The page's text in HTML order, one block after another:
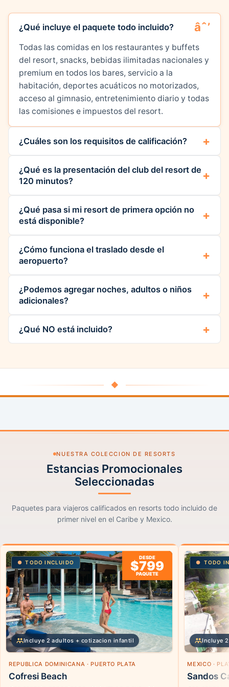
¿Qué incluye el paquete todo incluido?
Todas las comidas en los restaurantes y buffets
del resort, snacks, bebidas ilimitadas nacionales y
premium en todos los bares, servicio a la
habitación, deportes acuáticos no motorizados,
acceso al gimnasio, entretenimiento diario y todas
las comisiones e impuestos del resort.
¿Cuáles son los requisitos de calificación?
¿Qué es la presentación del club del resort de
120 minutos?
¿Qué pasa si mi resort de primera opción no
está disponible?
¿Cómo funciona el traslado desde el
aeropuerto?
¿Podemos agregar noches, adultos o niños
adicionales?
¿Qué NO está incluido?
◆
NUESTRA COLECCION DE RESORTS
Estancias Promocionales
Seleccionadas
Paquetes para viajeros calificados en resorts todo incluido de
primer nivel en el Caribe y Mexico.
TODO INCLUIDO
DESDE
$799
PAQUETE
Incluye 2 adultos + cotizacion infantil
REPUBLICA DOMINICANA · PUERTO PLATA
Cofresi Beach
TODO
Incluye
MEXICO ·
Sandos